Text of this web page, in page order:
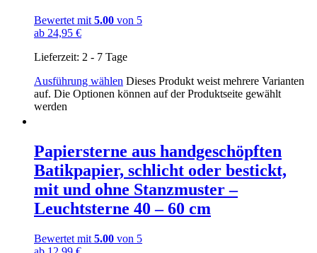
Bewertet mit 5.00 von 5
ab 24,95 €
Lieferzeit: 2 - 7 Tage
Ausführung wählen Dieses Produkt weist mehrere Varianten
auf. Die Optionen können auf der Produktseite gewählt
werden
Papiersterne aus handgeschöpften
Batikpapier, schlicht oder bestickt,
mit und ohne Stanzmuster –
Leuchtsterne 40 – 60 cm
Bewertet mit 5.00 von 5